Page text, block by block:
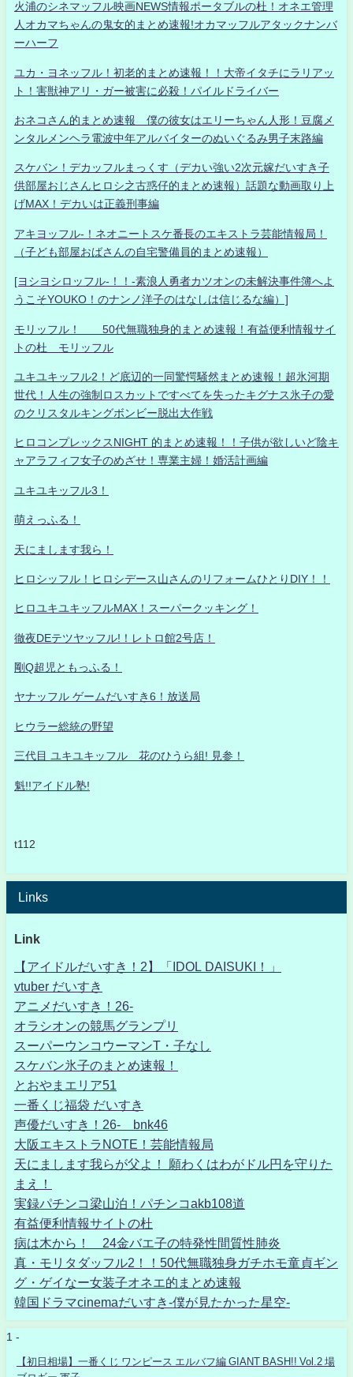
火浦のシネマッフル映画NEWS情報ポータブルの杜！オネエ管理
人オカマちゃんの鬼女的まとめ速報!オカマッフルアタックナンバ
ーハーフ
ユカ・ヨネッフル！初老的まとめ速報！！大帝イタチにラリアッ
ト！害獣神アリ・ガー被害に必殺！パイルドライバー
おネコさん的まとめ速報 僕の彼女はエリーちゃん人形！豆腐メ
ンタルメンヘラ電波中年アルバイターのぬいぐるみ男子末路編
スケバン！デカッフルまっくす（デカい強い2次元嫁だいすき子
供部屋おじさんヒロシ之古惑仔的まとめ速報）話題な動画取り上
げMAX！デカいは正義刑事編
アキヨッフル-！ネオニートスケ番長のエキストラ芸能情報局！
（子ども部屋おばさんの自宅警備員的まとめ速報）
[ヨシヨシロッフル-！！-素浪人勇者カツオンの未解決事件簿へよ
うこそYOUKO！のナンノ洋子のはなしは信じるな編）]
モリッフル！ 50代無職独身的まとめ速報！有益便利情報サイ
トの杜 モリッフル
ユキユキッフル2！ど底辺的一同驚愕騒然まとめ速報！超氷河期
世代！人生の強制ロスカットですべてを失ったキグナス氷子の愛
のクリスタルキングボンビー脱出大作戦
ヒロコンプレックスNIGHT 的まとめ速報！！子供が欲しいど陰キ
ャアラフィフ女子のめざせ！専業主婦！婚活計画編
ユキユキッフル3！
萌えっふる！
天にまします我ら！
ヒロシッフル！ヒロシデース山さんのリフォームひとりDIY！！
ヒロユキユキッフルMAX！スーパークッキング！
徹夜DEテツヤッフル!！レトロ館2号店！
剛Q超児ともっふる！
ヤナッフル ゲームだいすき6！放送局
ヒウラー総統の野望
三代目 ユキユキッフル 花のひうら組! 見参！
魁!!アイドル塾!
t112
Links
Link
【アイドルだいすき！2】「IDOL DAISUKI！」
vtuber だいすき
アニメだいすき！26-
オラシオンの競馬グランプリ
スーパーウンコウーマンT・子なし
スケバン氷子のまとめ速報！
とおやまエリア51
一番くじ福袋 だいすき
声優だいすき！26- bnk46
大阪エキストラNOTE！芸能情報局
天にまします我らが父よ！ 願わくはわがドル円を守りた
まえ！
実録パチンコ梁山泊！パチンコakb108道
有益便利情報サイトの杜
病は木から！ 24金バエ子の特発性間質性肺炎
真・モリタダッフル2！！50代無職独身ガチホモ童貞ギン
グ・ゲイなー女装子オネエ的まとめ速報
韓国ドラマcinemaだいすき-僕が見たかった星空-
1 -
【初日相場】一番くじ ワンピース エルバフ編 GIANT BASH!! Vol.2 場